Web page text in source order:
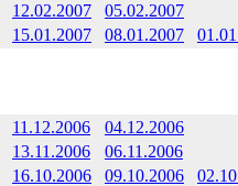
12.02.2007
05.02.2007
15.01.2007 08.01.2007
11.12.2006
04.12.2006
13.11.2006
06.11.2006
16.10.2006 09.10.2006